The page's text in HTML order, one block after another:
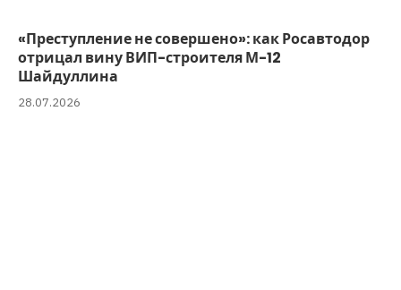
«Преступление не совершено»: как Росавтодор
отрицал вину ВИП-строителя М-12
Шайдуллина
28.07.2026